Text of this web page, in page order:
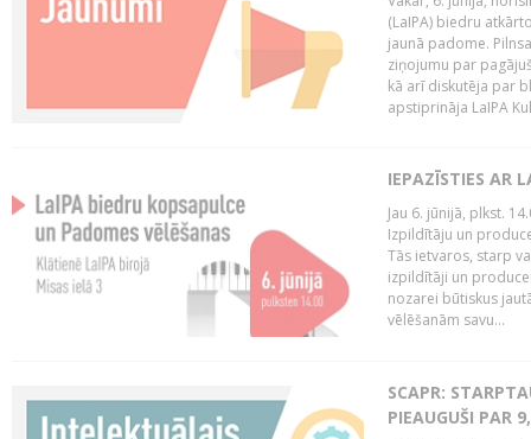
(LaIPA) biedru
jaunā padome.
ziņojumu par
kā arī diskutēja par
apstiprināja LaIPA
IEPAZĪSTIES AR
Jau 6. jūnijā, plkst.
Izpildītāju un
Tās ietvaros, starp
izpildītāji un
nozarei būtiskus
vēlēšanām savu...
SCAPR:
PIEAUGUŠI PAR